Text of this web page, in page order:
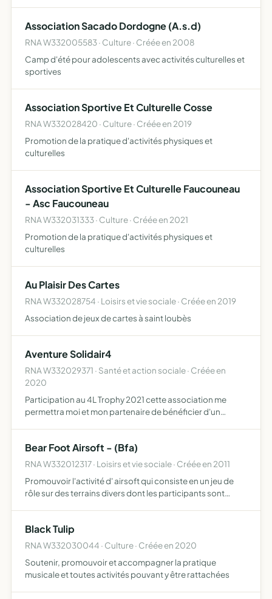
Association Sacado Dordogne (A.s.d)
RNA W332005583 · Culture · Créée en 2008
Camp d'été pour adolescents avec activités culturelles et
sportives
Association Sportive Et Culturelle Cosse
RNA W332028420 · Culture · Créée en 2019
Promotion de la pratique d'activités physiques et
culturelles
Association Sportive Et Culturelle Faucouneau
- Asc Faucouneau
RNA W332031333 · Culture · Créée en 2021
Promotion de la pratique d'activités physiques et
culturelles
Au Plaisir Des Cartes
RNA W332028754 · Loisirs et vie sociale · Créée en 2019
Association de jeux de cartes à saint loubès
Aventure Solidair4
RNA W332029371 · Santé et action sociale · Créée en
2020
Participation au 4L Trophy 2021 cette association me
permettra moi et mon partenaire de bénéficier d'un
compte …
Bear Foot Airsoft - (Bfa)
RNA W332012317 · Loisirs et vie sociale · Créée en 2011
Promouvoir l'activité d' airsoft qui consiste en un jeu de
rôle sur des terrains divers dont les participants sont
Black Tulip
RNA W332030044 · Culture · Créée en 2020
Soutenir, promouvoir et accompagner la pratique
musicale et toutes activités pouvant y être rattachées